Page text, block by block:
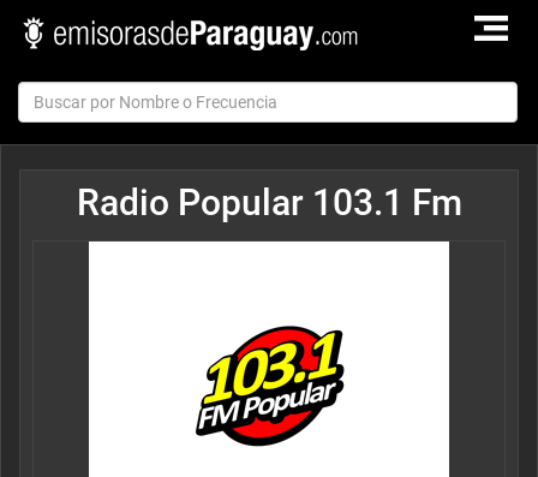
TOGGLE
Radio Popular 103.1 Fm